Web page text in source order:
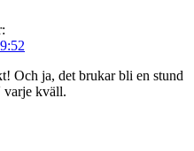
Och ja, det brukar bli en stund
varje kväll.